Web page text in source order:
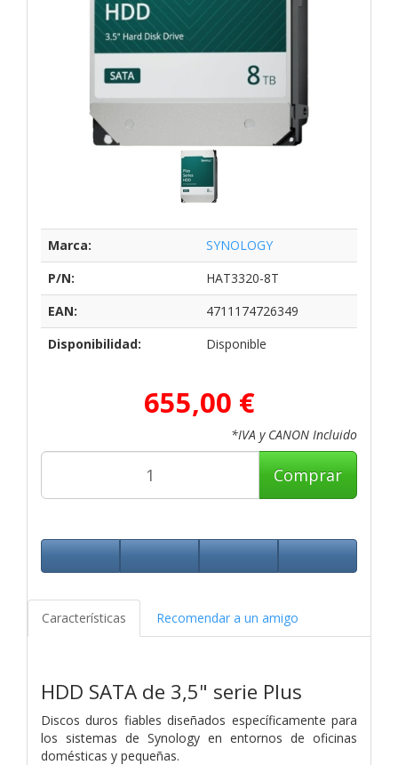
Marca:
SYNOLOGY
P/N:
HAT3320-8T
EAN:
4711174726349
Disponibilidad:
Disponible
655,00 €
*IVA y CANON Incluido
Comprar
Características Recomendar a un amigo
HDD SATA de 3,5" serie Plus
Discos duros fiables diseñados específicamente para
los sistemas de Synology en entornos de oficinas
domésticas y pequeñas.